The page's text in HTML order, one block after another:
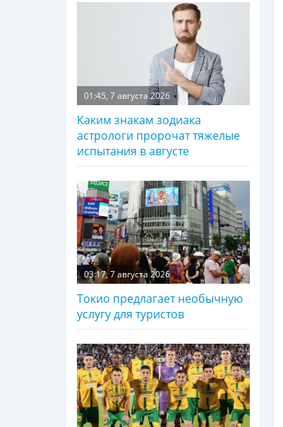
01:45, 7 августа 2026
Каким знакам зодиака
астрологи пророчат тяжелые
испытания в августе
03:17, 7 августа 2026
Токио предлагает необычную
услугу для туристов